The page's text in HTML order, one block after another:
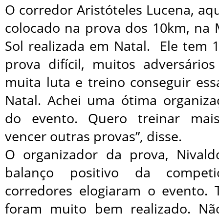
O corredor Aristóteles Lucena,
colocado na prova dos 10km, na
Sol realizada em Natal. Ele tem
prova difícil, muitos
muita luta e treino conseguir
Natal. Achei uma ótima
do evento. Quero treinar
vencer outras provas”, disse.
O organizador da prova,
balanço positivo da
corredores elogiaram o evento.
foram muito bem realizado.